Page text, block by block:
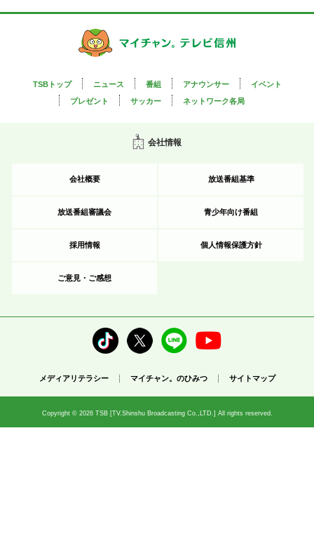
TSBトップ ニュース 番組 アナウンサー
イベント
プレゼント
サッカー ネットワーク各局
会社情報
会社概要 放送番組基準
放送番組審議会 青少年向け番組
採用情報 個人情報保護方針
ご意見・ご感想
メディアリテラシー マイチャン。のひみつ サイトマップ
Copyright © 2026 TSB [TV.Shinshu Broadcasting Co.,LTD.] All rights reserved.